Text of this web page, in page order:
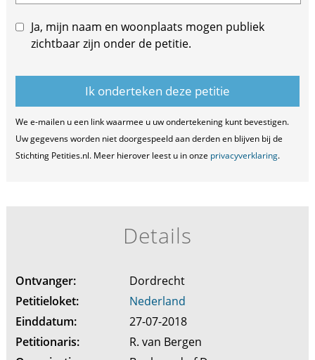
Ja, mijn naam en woonplaats mogen publiek
zichtbaar zijn onder de petitie.
We e-mailen u een link waarmee u uw ondertekening kunt bevestigen.
Uw gegevens worden niet doorgespeeld aan derden en blijven bij de
Stichting Petities.nl. Meer hierover leest u in onze privacyverklaring.
Details
Ontvanger:
Dordrecht
Petitieloket:
Nederland
Einddatum:
27-07-2018
Petitionaris:
R. van Bergen